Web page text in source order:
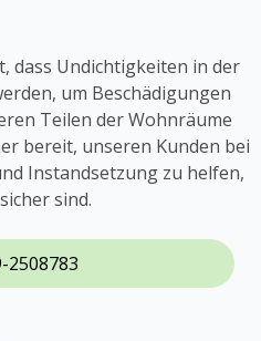
dass Undichtigkeiten in der
um Beschädigungen
Teilen der Wohnräume
bereit, unseren Kunden bei
Instandsetzung zu helfen,
sind.
2508783